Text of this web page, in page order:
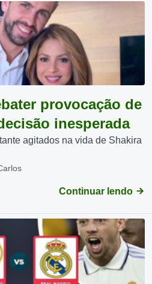
provocação de
inesperada
agitados na vida de Shakira
Continuar lendo